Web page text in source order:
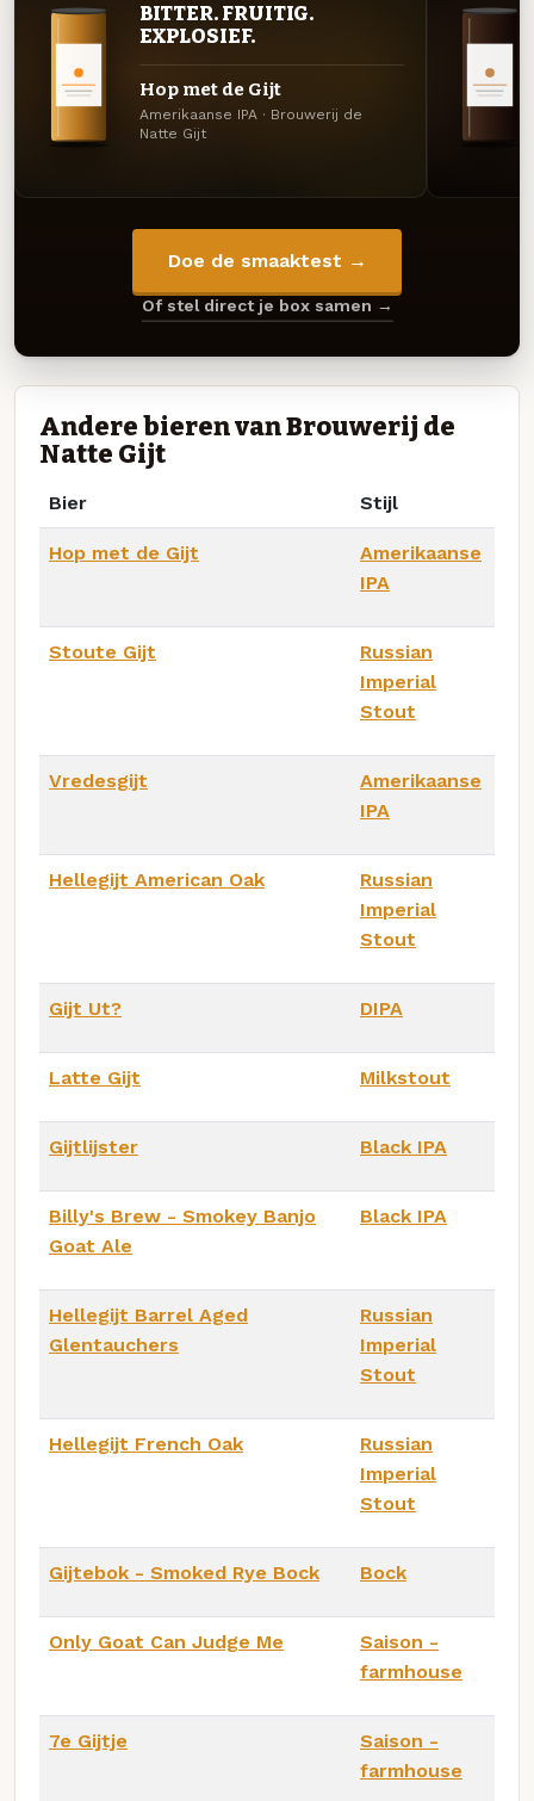
BITTER. FRUITIG.
EXPLOSIEF.
Hop met de Gijt
Amerikaanse IPA · Brouwerij de
Natte Gijt
Doe de smaaktest →
Of stel direct je box samen →
Andere bieren van Brouwerij de
Natte Gijt
Bier Stijl
Hop met de Gijt
Amerikaanse
IPA
Stoute Gijt
Russian
Imperial
Stout
Vredesgijt
Amerikaanse
IPA
Hellegijt American Oak
Russian
Imperial
Stout
Gijt Ut? DIPA
Latte Gijt Milkstout
Gijtlijster Black IPA
Billy's Brew - Smokey Banjo
Goat Ale
Black IPA
Hellegijt Barrel Aged
Glentauchers
Russian
Imperial
Stout
Hellegijt French Oak
Russian
Imperial
Stout
Gijtebok - Smoked Rye Bock Bock
Only Goat Can Judge Me
Saison -
farmhouse
7e Gijtje
Saison -
farmhouse